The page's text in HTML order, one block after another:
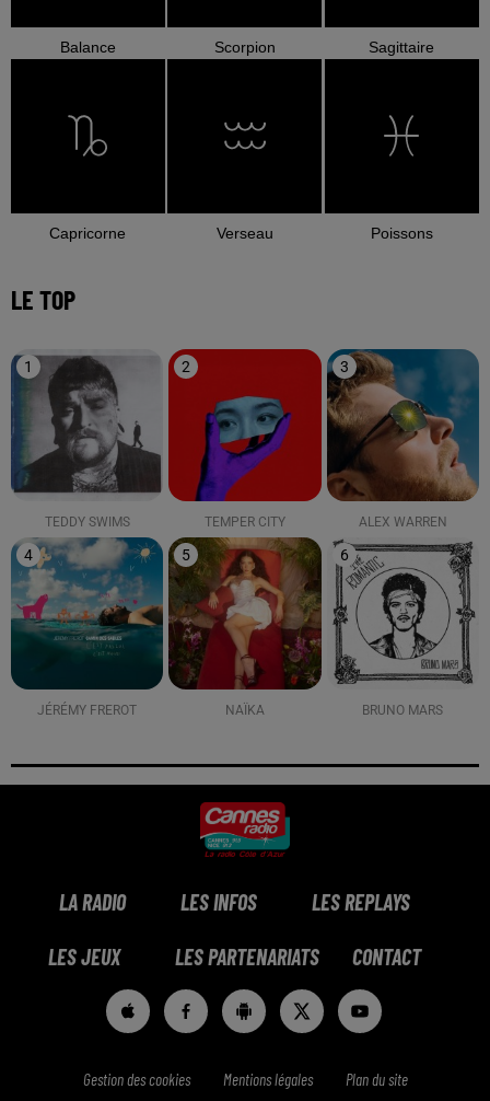
Balance Scorpion Sagittaire
Capricorne Verseau Poissons
LE TOP
1
TEDDY SWIMS
2
TEMPER CITY
3
ALEX WARREN
4
JÉRÉMY FREROT
5
NAÏKA
6
BRUNO MARS
LA RADIO LES INFOS LES REPLAYS
LES JEUX LES PARTENARIATS CONTACT
Gestion des cookies Mentions légales Plan du site